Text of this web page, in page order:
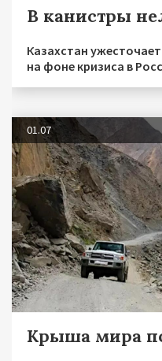
В канистры
Казахстан
на фоне кризиса в
01.07
Крыша мира